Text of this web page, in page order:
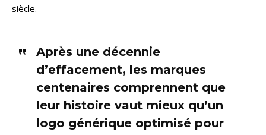
siècle.
Après une décennie
d’effacement, les marques
centenaires comprennent que
leur histoire vaut mieux qu’un
logo générique optimisé pour